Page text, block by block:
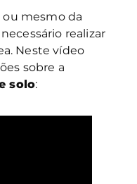
ou mesmo da
realizar
Neste vídeo
sobre a
solo: